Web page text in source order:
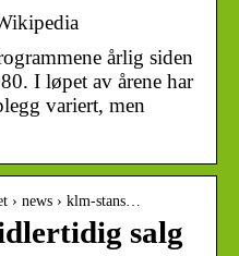
årlig siden
I løpet av årene har
variert, men
› news › klm-stans…
salg